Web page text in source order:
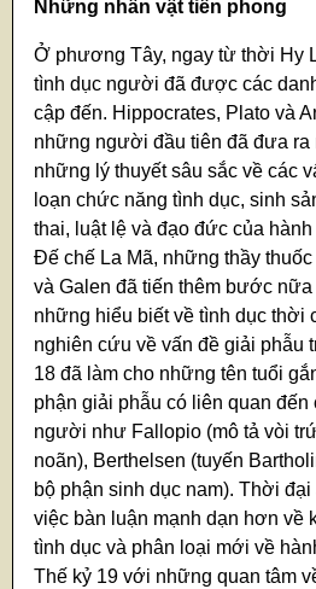
Những nhân vật tiên phong
Ở phương Tây, ngay từ thời Hy
tình dục người đã được các
cập đến. Hippocrates, Plato và
những người đầu tiên đã đưa ra
những lý thuyết sâu sắc về các
loạn chức năng tình dục, sinh
thai, luật lệ và đạo đức của
Đế chế La Mã, những thầy
và Galen đã tiến thêm bước nữa
những hiểu biết về tình dục thời
nghiên cứu về vấn đề giải phẫu
18 đã làm cho những tên tuổi
phận giải phẫu có liên quan
người như Fallopio (mô tả vòi
noãn), Berthelsen (tuyến
bộ phận sinh dục nam). Thời
việc bàn luận mạnh dạn hơn về
tình dục và phân loại mới về
Thế kỷ 19 với những quan tâm